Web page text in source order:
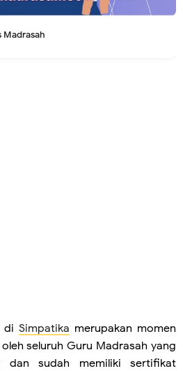
Madrasah
diSimpatika merupakan momen
seluruh Guru Madrasah yang
dan sudah memiliki sertifikat